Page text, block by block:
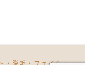
・脱毛・フェイシャ